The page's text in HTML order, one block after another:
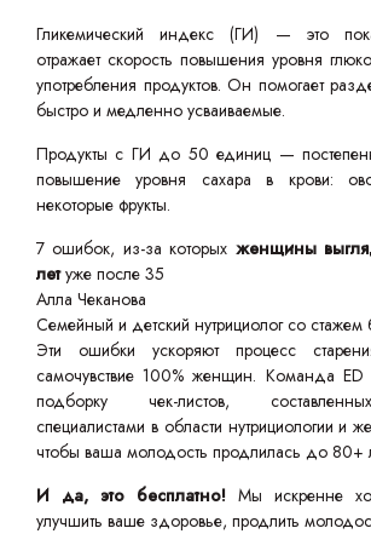
Гликемический индекс (ГИ) — это
отражает скорость повышения уровня
употребления продуктов. Он помогает
быстро и медленно усваиваемые.
Продукты с ГИ до 50 единиц —
повышение уровня сахара в крови:
некоторые фрукты.
7 ошибок, из-за которых женщины
летуже после 35
Алла Чеканова
Семейный и детский нутрициолог со стажем
Эти ошибки ускоряют процесс
самочувствие 100% женщин. Команда ED
подборку чек-листов,
специалистами в области нутрициологии и
чтобы ваша молодость продлилась до 80+
И да, это бесплатно! Мы искренне
улучшить ваше здоровье, продлить